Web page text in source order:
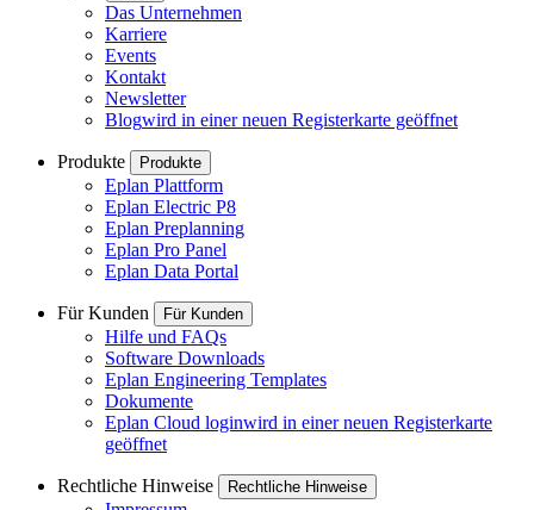
Das Unternehmen
Karriere
Events
Kontakt
Newsletter
Blogwird in einer neuen Registerkarte geöffnet
Produkte Produkte
Eplan Plattform
Eplan Electric P8
Eplan Preplanning
Eplan Pro Panel
Eplan Data Portal
Für Kunden Für Kunden
Hilfe und FAQs
Software Downloads
Eplan Engineering Templates
Dokumente
Eplan Cloud loginwird in einer neuen Registerkarte
geöffnet
Rechtliche Hinweise Rechtliche Hinweise